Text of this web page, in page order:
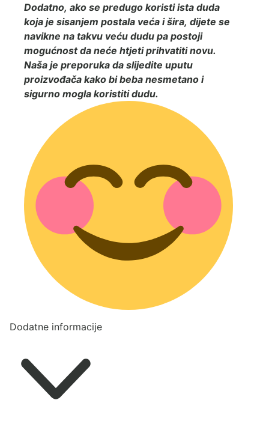
Dodatno, ako se predugo koristi ista duda
koja je sisanjem postala veća i šira, dijete se
navikne na takvu veću dudu pa postoji
mogućnost da neće htjeti prihvatiti novu.
Naša je preporuka da slijedite uputu
proizvođača kako bi beba nesmetano i
sigurno mogla koristiti dudu.
Dodatne informacije